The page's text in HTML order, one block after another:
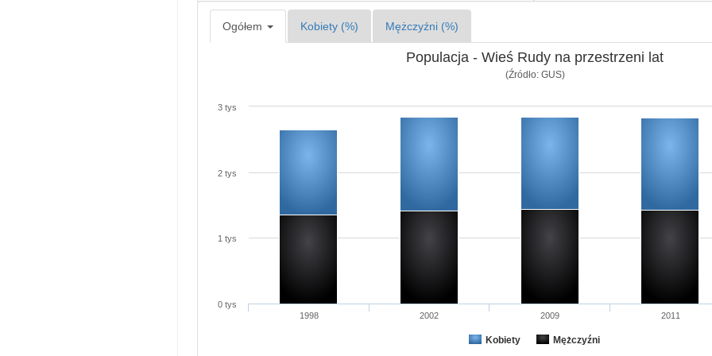
Ogółem Kobiety (%) Mężczyźni (%)
Populacja - Wieś Rudy na przestrzeni lat
(Źródło: GUS)
Kobiety Mężczyźni
1998 2002 2009 2011
0 tys
1 tys
2 tys
3 tys